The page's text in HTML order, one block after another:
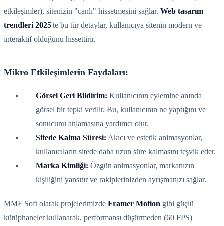
etkileşimler), sitenizin "canlı" hissetmesini sağlar. Web tasarım
trendleri 2025'te bu tür detaylar, kullanıcıya sitenin modern ve
interaktif olduğunu hissettirir.
Mikro Etkileşimlerin Faydaları:
Görsel Geri Bildirim: Kullanıcının eylemine anında
görsel bir tepki verilir. Bu, kullanıcının ne yaptığını ve
sonucunu anlamasına yardımcı olur.
Sitede Kalma Süresi: Akıcı ve estetik animasyonlar,
kullanıcıların sitede daha uzun süre kalmasını teşvik eder.
Marka Kimliği: Özgün animasyonlar, markanızın
kişiliğini yansıtır ve rakiplerinizden ayrışmanızı sağlar.
MMF Soft olarak projelerimizde Framer Motion gibi güçlü
kütüphaneler kullanarak, performansı düşürmeden (60 FPS)